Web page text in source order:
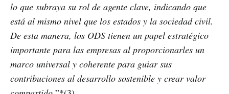
lo que subraya su rol de agente clave, indicando que
está al mismo nivel que los estados y la sociedad civil.
De esta manera, los ODS tienen un papel estratégico
importante para las empresas al proporcionarles un
marco universal y coherente para guiar sus
contribuciones al desarrollo sostenible y crear valor